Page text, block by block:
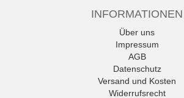
INFORMATIONEN
Über uns
Impressum
AGB
Datenschutz
Versand und Kosten
Widerrufsrecht